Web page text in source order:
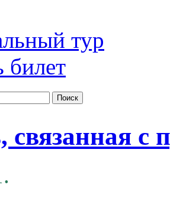
тур
билет
связанная с